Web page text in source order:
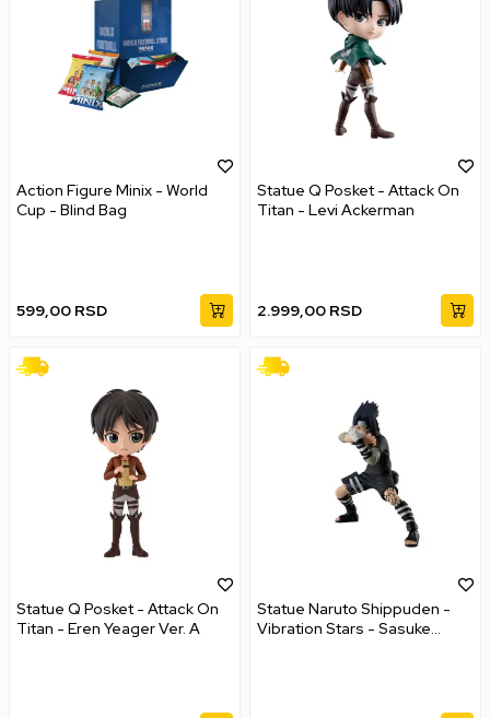
Action Figure Minix - World
Cup - Blind Bag
599,00 RSD
Statue Q Posket - Attack On
Titan - Levi Ackerman
2.999,00 RSD
Statue Q Posket - Attack On
Titan - Eren Yeager Ver. A
Statue Naruto Shippuden -
Vibration Stars - Sasuke